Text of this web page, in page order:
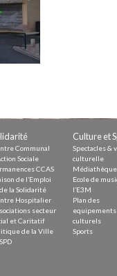
durable
Communal
Sociale
CCAS
de l’Emploi
la Solidarité
Hospitalier
secteur
et Caritatif
de la Ville
Culture et
Spectacles &
culturelle
Médiathèque
Ecole de
l’E3M
Plan des
equipements
culturels
Sports